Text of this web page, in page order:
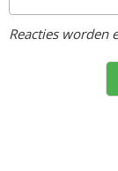
Reacties worden